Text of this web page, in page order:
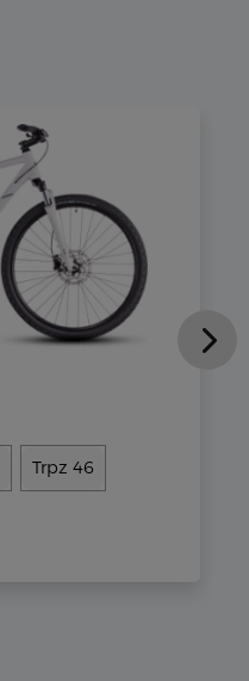
Trpz 46